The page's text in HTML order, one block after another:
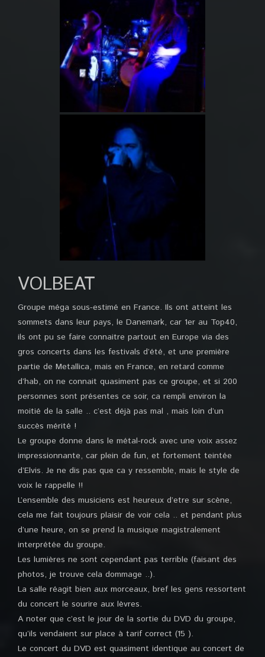
VOLBEAT
Groupe méga sous-estimé en France. Ils ont atteint les
sommets dans leur pays, le Danemark, car 1er au Top40,
ils ont pu se faire connaitre partout en Europe via des
gros concerts dans les festivals d’été, et une première
partie de Metallica, mais en France, en retard comme
d’hab, on ne connait quasiment pas ce groupe, et si 200
personnes sont présentes ce soir, ca rempli environ la
moitié de la salle .. c’est déjà pas mal , mais loin d’un
succès mérité !
Le groupe donne dans le métal-rock avec une voix assez
impressionnante, car plein de fun, et fortement teintée
d’Elvis. Je ne dis pas que ca y ressemble, mais le style de
voix le rappelle !!
L’ensemble des musiciens est heureux d’etre sur scène,
cela me fait toujours plaisir de voir cela .. et pendant plus
d’une heure, on se prend la musique magistralement
interprétée du groupe.
Les lumières ne sont cependant pas terrible (faisant des
photos, je trouve cela dommage ..).
La salle réagit bien aux morceaux, bref les gens ressortent
du concert le sourire aux lèvres.
A noter que c’est le jour de la sortie du DVD du groupe,
qu’ils vendaient sur place à tarif correct (15 ).
Le concert du DVD est quasiment identique au concert de